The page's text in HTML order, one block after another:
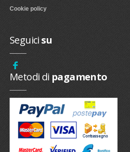
Cookie policy
Seguicisu
Metodi di pagamento